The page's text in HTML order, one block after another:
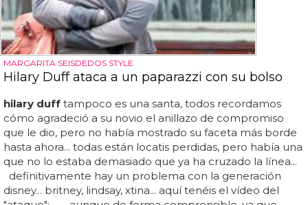
MARGARITA SEISDEDOS STYLE
Hilary Duff ataca a un paparazzi con su bolso
hilary duff tampoco es una santa, todos recordamos
cómo agradeció a su novio el anillazo de compromiso
que le dio, pero no había mostrado su faceta más borde
hasta ahora... todas están locatis perdidas, pero había una
que no lo estaba demasiado que ya ha cruzado la línea...
definitivamente hay un problema con la generación
disney... britney, lindsay, xtina... aquí tenéis el vídeo del